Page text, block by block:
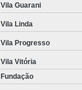
Vila Guarani
Vila Linda
Vila Progresso
Vila Vitória
Fundação